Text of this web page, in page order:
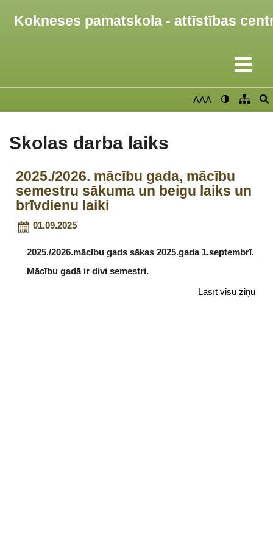
Kokneses pamatskola - attīstības
AAA
Skolas darba laiks
2025./2026. mācību gada, mācību
semestru sākuma un beigu laiks un
brīvdienu laiki
01.09.2025
2025./2026.mācību gads sākas 2025.gada 1.septembrī.
Mācību gadā ir divi semestri.
Lasīt visu ziņu